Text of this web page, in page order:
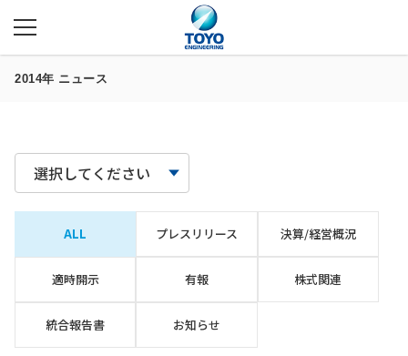
2014年 ニュース
選択してください
ALL プレスリリース 決算/経営概況
適時開示 有報 株式関連
統合報告書 お知らせ